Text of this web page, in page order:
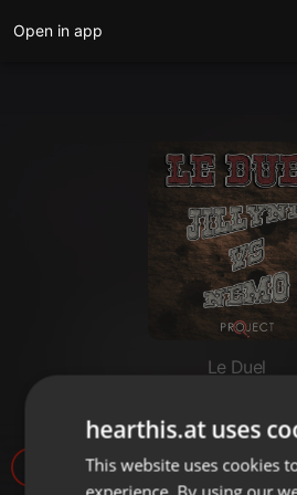
Open in app
Le Duel
Le Duel #59 :
hearthis.at uses
This website uses cookies